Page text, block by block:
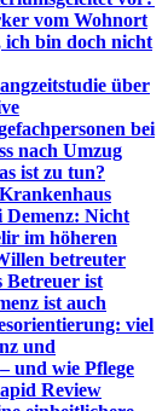
vom Wohnort
ich bin doch nicht
über
bei
nach Umzug
ist zu tun?
Demenz: Nicht
im höheren
betreuter
Betreuer ist
ist auch
viel
und
und wie Pflege
Review